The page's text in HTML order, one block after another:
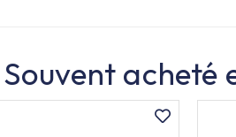
Souvent acheté